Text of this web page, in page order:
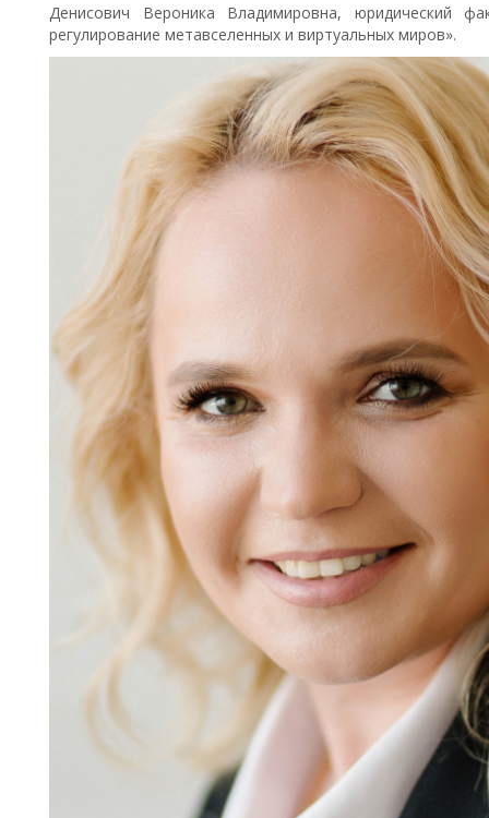
Денисович Вероника Владимировна, юридический
регулирование метавселенных и виртуальных миров».